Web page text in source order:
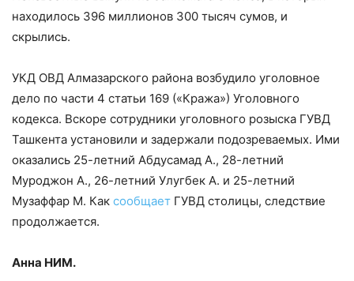
находилось 396 миллионов 300 тысяч сумов, и
скрылись.
УКД ОВД Алмазарского района возбудило уголовное
дело по части 4 статьи 169 («Кража») Уголовного
кодекса. Вскоре сотрудники уголовного розыска ГУВД
Ташкента установили и задержали подозреваемых. Ими
оказались 25-летний Абдусамад А., 28-летний
Муроджон А., 26-летний Улугбек А. и 25-летний
Музаффар М. Как сообщает ГУВД столицы, следствие
продолжается.
Анна НИМ.